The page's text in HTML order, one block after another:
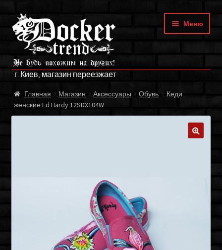
Перейти
к
навигации
Перейти
к
содержимому
г. Киев, магазин переезжает
Меню
ГЛАВНАЯ
МАГАЗИН
БРЕНДЫ
Главная Магазин Аксессуары Обувь
Кеди
женские Ed Hardy 12SDX104W